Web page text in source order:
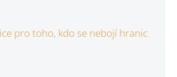
pro toho, kdo se nebojí hranic